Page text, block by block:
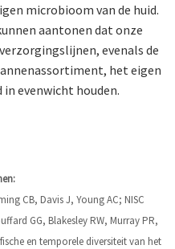
microbioom van de huid.
aantonen dat onze
evenals de
het eigen
evenwicht houden.
CB, Davis J, Young AC; NISC
GG, Blakesley RW, Murray PR,
en temporele diversiteit van het